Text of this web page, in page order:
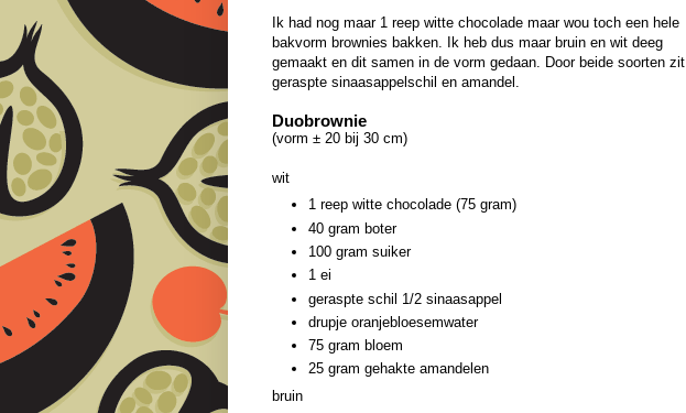
Ik had nog maar 1 reep witte chocolade maar wou toch een hele
bakvorm brownies bakken. Ik heb dus maar bruin en wit deeg
gemaakt en dit samen in de vorm gedaan. Door beide soorten zit
geraspte sinaasappelschil en amandel.
Duobrownie
(vorm ± 20 bij 30 cm)
wit
1 reep witte chocolade (75 gram)
40 gram boter
100 gram suiker
1 ei
geraspte schil 1/2 sinaasappel
drupje oranjebloesemwater
75 gram bloem
25 gram gehakte amandelen
bruin